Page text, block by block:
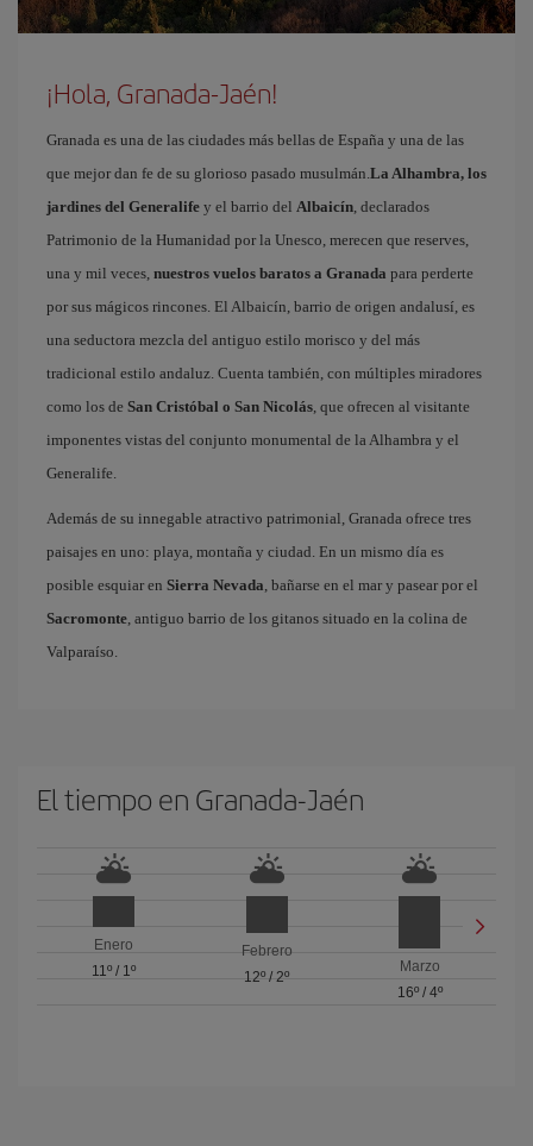
¡Hola, Granada-Jaén!
Granada es una de las ciudades más bellas de España y una de las
que mejor dan fe de su glorioso pasado musulmán.La Alhambra, los
jardines del Generalife y el barrio del Albaicín, declarados
Patrimonio de la Humanidad por la Unesco, merecen que reserves,
una y mil veces, nuestros vuelos baratos a Granada para perderte
por sus mágicos rincones. El Albaicín, barrio de origen andalusí, es
una seductora mezcla del antiguo estilo morisco y del más
tradicional estilo andaluz. Cuenta también, con múltiples miradores
como los de San Cristóbal o San Nicolás, que ofrecen al visitante
imponentes vistas del conjunto monumental de la Alhambra y el
Generalife.
Además de su innegable atractivo patrimonial, Granada ofrece tres
paisajes en uno: playa, montaña y ciudad. En un mismo día es
posible esquiar en Sierra Nevada, bañarse en el mar y pasear por el
Sacromonte, antiguo barrio de los gitanos situado en la colina de
Valparaíso.
El tiempo en Granada-Jaén
Enero
11º/ 1º
Febrero
12º / 2º
Marzo
16º/ 4º